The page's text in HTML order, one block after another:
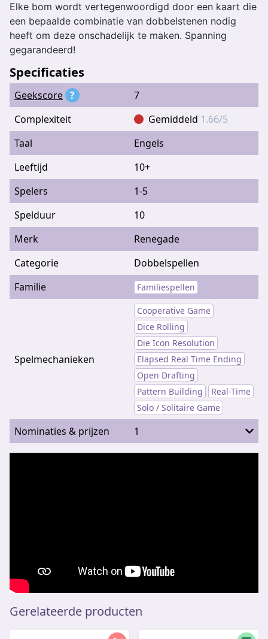
Elke bom wordt vertegenwoordigd door een kaart die
een bepaalde combinatie van dobbelstenen nodig
heeft om deze onschadelijk te maken. Spanning
gegarandeerd!
Specificaties
Geekscore ?
7
Complexiteit
Gemiddeld 1.66/5
Taal
Engels
Leeftijd
10+
Spelers
1-5
Spelduur
10
Merk
Renegade
Categorie
Dobbelspellen
Familie
Familiespellen
Spelmechanieken
Cooperative Game
Dice Rolling
Die Icon Resolution
Elapsed Real Time Ending
Open Drafting
Pattern Building
Real-Time
Solo / Solitaire Game
Nominaties & prijzen 1
Gerelateerde producten